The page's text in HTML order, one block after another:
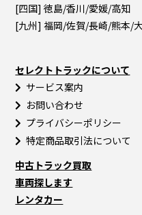
[四国] 徳島/香川/愛媛/高知
[九州] 福岡/佐賀/長崎/熊本/
セレクトトラックについて
サービス案内
お問い合わせ
プライバシーポリシー
特定商品取引法について
中古トラック買取
車両探します
レンタカー